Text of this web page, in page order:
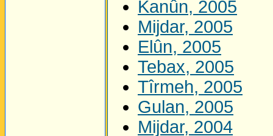
Kanûn, 2005
Mijdar, 2005
Elûn, 2005
Tebax, 2005
Tîrmeh, 2005
Gulan, 2005
Mijdar, 2004